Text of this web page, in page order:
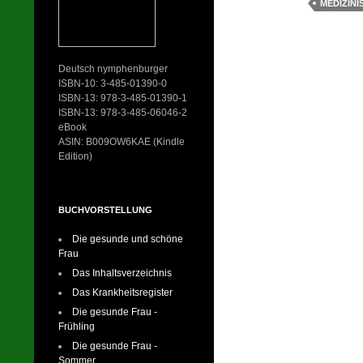
st
Deutsch nymphenburger
ISBN-10: 3-485-01390-0
ISBN-13: 978-3-485-01390-1
ISBN-13: 978-3-485-06046-2
eBook
ASIN: B009OW6KAE (Kindle
Edition)
BUCHVORSTELLUNG
Die gesunde und schöne
Frau
Das Inhaltsverzeichnis
Das Krankheitsregister
Die gesunde Frau -
Frühling
Die gesunde Frau -
Sommer